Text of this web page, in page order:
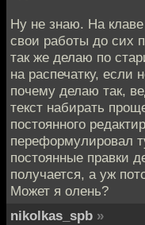
Ну не знаю. На
свои работы до сих
так же делаю по
на распечатку,
почему делаю так,
текст набирать
постоянного
переформулировал
постоянные правки
получается, а уж
Может я олень?
nikolkas_spb »